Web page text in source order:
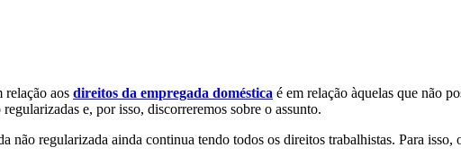
aos direitos da empregada doméstica é em relação àquelas que não
e, por isso, discorreremos sobre o assunto.
não regularizada ainda continua tendo todos os direitos trabalhistas. Para